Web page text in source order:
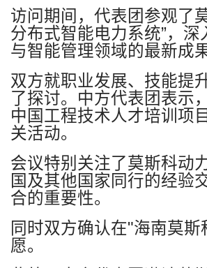
访问期间，代表团参观了
分布式智能电力系统”，深
与智能管理领域的最新成果
双方就职业发展、技能提
了探讨。中方代表团表示
中国工程技术人才培训项
关活动。
会议特别关注了莫斯科动
国及其他国家同行的经验
合的重要性。
同时双方确认在"海南莫斯
愿。